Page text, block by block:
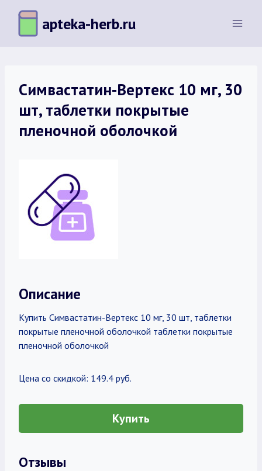
Перейти
содержимому
apteka-herb.ru
Симвастатин-Вертекс 10 мг, 30
шт, таблетки покрытые
пленочной оболочкой
Описание
Купить Симвастатин-Вертекс 10 мг, 30 шт, таблетки
покрытые пленочной оболочкой таблетки покрытые
пленочной оболочкой
Цена со скидкой: 149.4 руб.
Купить
Отзывы